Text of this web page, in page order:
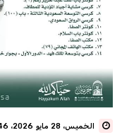
الخميس، 28 مايو 2026، 4:46 م